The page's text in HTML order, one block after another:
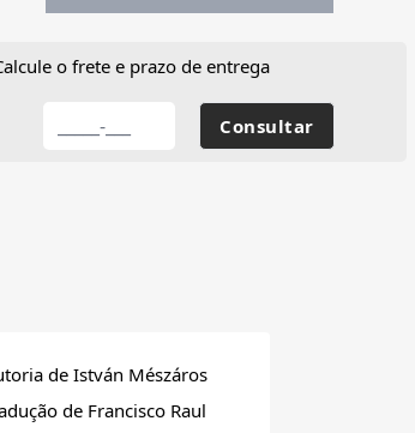
o frete e prazo de entrega
de István Mészáros
de Francisco Raul